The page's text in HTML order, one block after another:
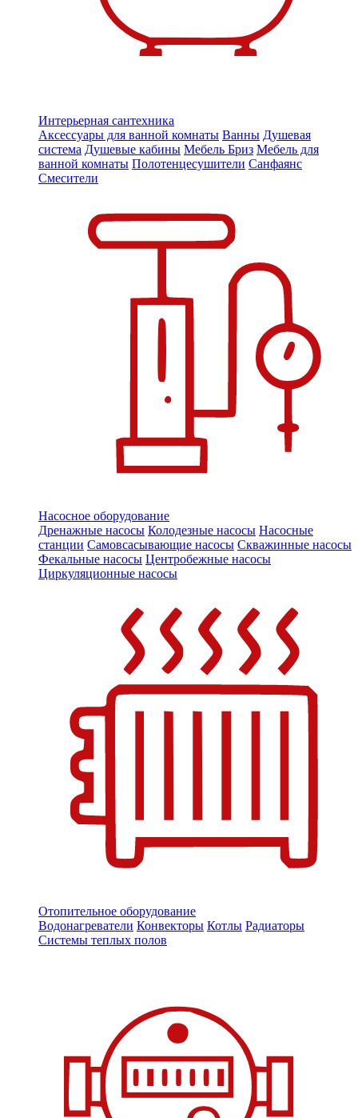
Интерьерная сантехника
Аксессуары для ванной комнаты Ванны Душевая
система Душевые кабины Мебель Бриз Мебель для
ванной комнаты Полотенцесушители Санфаянс
Смесители
Насосное оборудование
Дренажные насосы Колодезные насосы Насосные
станции Самовсасывающие насосы Скважинные насосы
Фекальные насосы Центробежные насосы
Циркуляционные насосы
Отопительное оборудование
Водонагреватели Конвекторы Котлы Радиаторы
Системы теплых полов